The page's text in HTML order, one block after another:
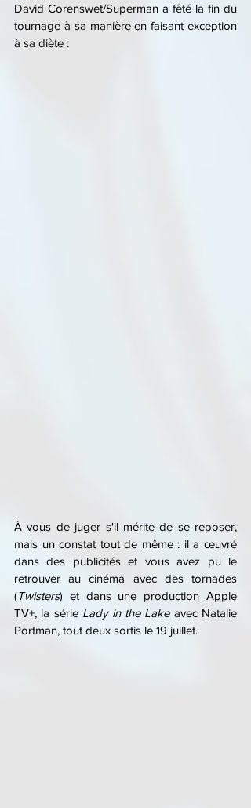
David Corenswet/Superman a fêté la fin du
tournage à sa manière en faisant exception
à sa diète :
À vous de juger s'il mérite de se reposer,
mais un constat tout de même : il a œuvré
dans des publicités et vous avez pu le
retrouver au cinéma avec des tornades
(Twisters) et dans une production Apple
TV+, la série Lady in the Lake avec Natalie
Portman, tout deux sortis le 19 juillet.